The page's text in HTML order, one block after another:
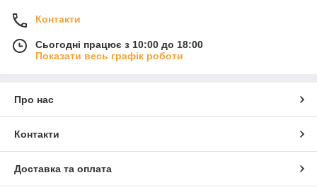
Контакти
Сьогодні працює з 10:00 до 18:00
Показати весь графік роботи
Про нас
Контакти
Доставка та оплата